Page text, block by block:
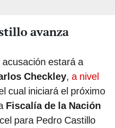
avanza
estará a
Checkley, a nivel
cual iniciará el próximo
Fiscalía de la Nación
para Pedro Castillo